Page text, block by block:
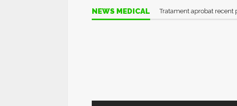
NEWS MEDICAL Tratament aprobat recent